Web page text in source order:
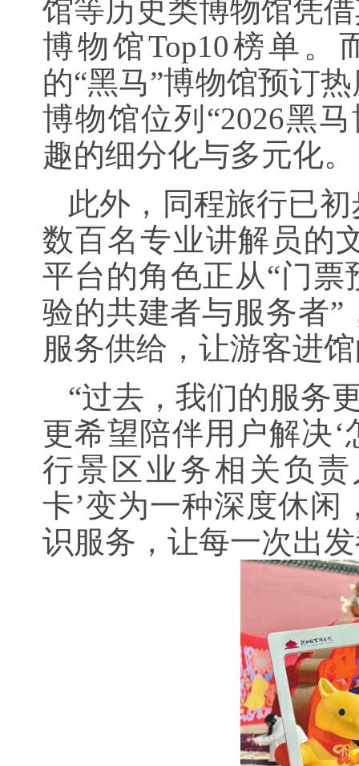
馆等历史类博物馆凭
博物馆Top10榜单
的“黑马”博物馆预订
博物馆位列“2026黑
趣的细分化与多元化。
此外，同程旅行已
数百名专业讲解员的
平台的角色正从“门票
验的共建者与服务者
服务供给，让游客进
“过去，我们的服务
更希望陪伴用户解决‘
行景区业务相关负
卡’变为一种深度休
识服务，让每一次出